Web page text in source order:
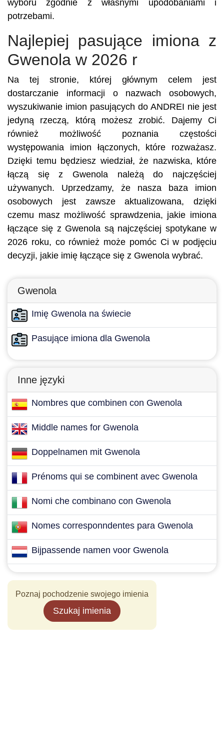
wyboru zgodnie z własnymi upodobaniami i
potrzebami.
Najlepiej pasujące imiona z
Gwenola w 2026 r
Na tej stronie, której głównym celem jest
dostarczanie informacji o nazwach osobowych,
wyszukiwanie imion pasujących do ANDREI nie jest
jedyną rzeczą, którą możesz zrobić. Dajemy Ci
również możliwość poznania częstości
występowania imion łączonych, które rozważasz.
Dzięki temu będziesz wiedział, że nazwiska, które
łączą się z Gwenola należą do najczęściej
używanych. Uprzedzamy, że nasza baza imion
osobowych jest zawsze aktualizowana, dzięki
czemu masz możliwość sprawdzenia, jakie imiona
łączące się z Gwenola są najczęściej spotykane w
2026 roku, co również może pomóc Ci w podjęciu
decyzji, jakie imię łączące się z Gwenola wybrać.
Gwenola
Imię Gwenola na świecie
Pasujące imiona dla Gwenola
Inne języki
Nombres que combinen con Gwenola
Middle names for Gwenola
Doppelnamen mit Gwenola
Prénoms qui se combinent avec Gwenola
Nomi che combinano con Gwenola
Nomes corresponndentes para Gwenola
Bijpassende namen voor Gwenola
Poznaj pochodzenie swojego imienia
Szukaj imienia